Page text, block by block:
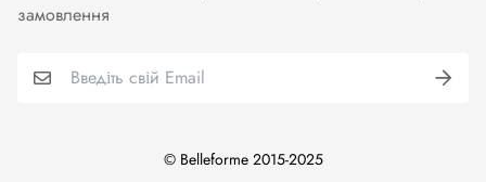
Колготи. Панчохи. Шкарпетки
замовлення
© Belleforme 2015-2025